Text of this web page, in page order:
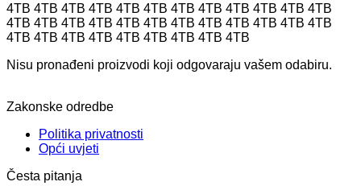
4TB 4TB 4TB 4TB 4TB 4TB 4TB 4TB 4TB 4TB 4TB 4TB
4TB 4TB 4TB 4TB 4TB 4TB 4TB 4TB 4TB 4TB 4TB 4TB
4TB 4TB 4TB 4TB 4TB 4TB 4TB 4TB 4TB
Nisu pronađeni proizvodi koji odgovaraju vašem odabiru.
Zakonske odredbe
Politika privatnosti
Opći uvjeti
Česta pitanja